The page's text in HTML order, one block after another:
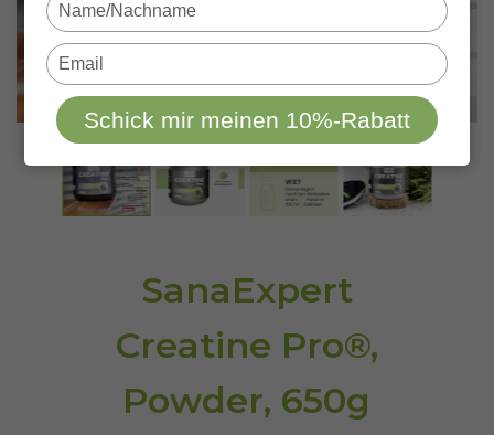
SanaExpert
Creatine Pro®,
Powder, 650g
your
name
Type
your
email
Schick mir meinen 10%-Rabatt